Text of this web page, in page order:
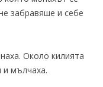
забравяше и себе
Около килията
и мълчаха.